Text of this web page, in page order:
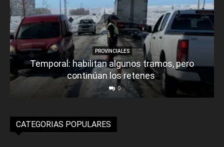
PROVINCIALES
Temporal: habilitan algunos tramos, pero
continúan los retenes
0
CATEGORIAS POPULARES